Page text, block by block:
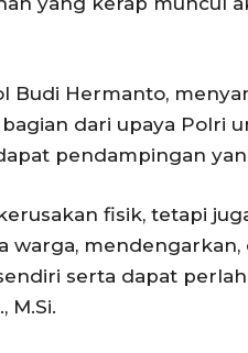
Budi Hermanto,
dari upaya Polri
pendampingan
fisik, tetapi
warga, mendengarkan,
serta dapat
M.Si.